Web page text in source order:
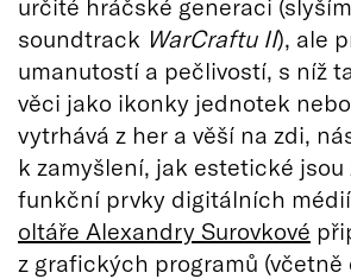
určité hráčské generaci
soundtrack WarCraftu II), ale
umanutostí a pečlivostí, s níž
věci jako ikonky jednotek
vytrhává z her a věší na zdi,
k zamyšlení, jak estetické jsou
funkční prvky digitálních
oltáře Alexandry Surovkové
z grafických programů